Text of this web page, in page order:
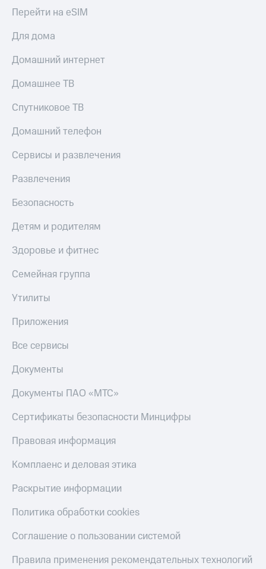
переводы
Пополнить
МТС
Настройки
номер
оператора
Оплата
интернета
ТВ
Переводы
телефона
по QR-
за границей
магазин
Наушники
и
колонки
Умные
и
дом
Планшеты
Акции
Перейти на eSIM
Для дома
Домашний интернет
Домашнее ТВ
Спутниковое ТВ
Домашний телефон
Сервисы и развлечения
Развлечения
Безопасность
Детям и родителям
Здоровье и фитнес
Семейная группа
Утилиты
Приложения
Все сервисы
Документы
Документы ПАО «МТС»
Сертификаты безопасности Минцифры
Правовая информация
Комплаенс и деловая этика
Раскрытие информации
Политика обработки cookies
Соглашение о пользовании системой
Правила применения рекомендательных технологий